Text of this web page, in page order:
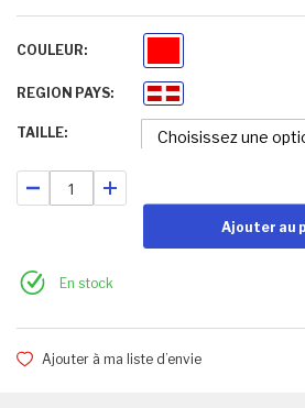
COULEUR
Rouge
REGION PAYS
Haute-Savoie
TAILLE
Ajouter au
En stock
Ajouter à ma liste d’envie